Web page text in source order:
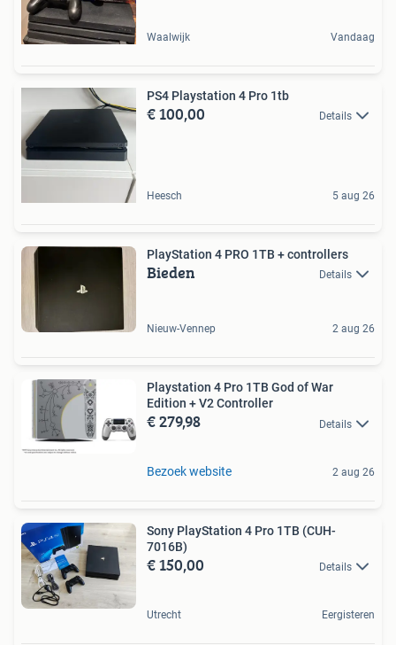
Waalwijk Vandaag
PS4 Playstation 4 Pro 1tb
€ 100,00 Details
Heesch 5 aug 26
PlayStation 4 PRO 1TB + controllers
Bieden Details
Nieuw-Vennep 2 aug 26
Playstation 4 Pro 1TB God of War
Edition + V2 Controller
€ 279,98 Details
Bezoek website 2 aug 26
Sony PlayStation 4 Pro 1TB (CUH-
7016B)
€ 150,00 Details
Utrecht Eergisteren